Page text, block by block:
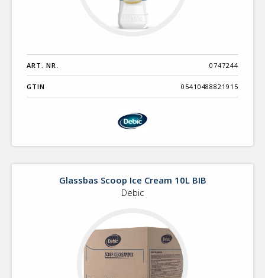
ART. NR. 0747244
GTIN 05410488821915
Glassbas Scoop Ice Cream 10L BIB
Debic